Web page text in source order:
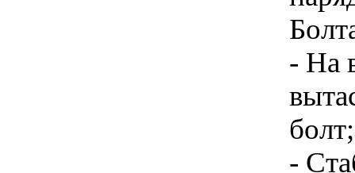
- На
болт;
-